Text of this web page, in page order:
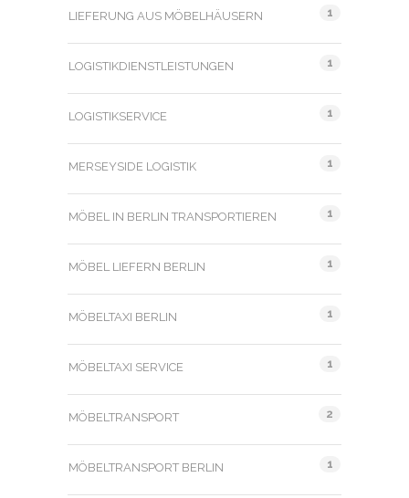
LIEFERUNG AUS MÖBELHÄUSERN 1
LOGISTIKDIENSTLEISTUNGEN 1
LOGISTIKSERVICE 1
MERSEYSIDE LOGISTIK 1
MÖBEL IN BERLIN TRANSPORTIEREN 1
MÖBEL LIEFERN BERLIN 1
MÖBELTAXI BERLIN 1
MÖBELTAXI SERVICE 1
MÖBELTRANSPORT 2
MÖBELTRANSPORT BERLIN 1